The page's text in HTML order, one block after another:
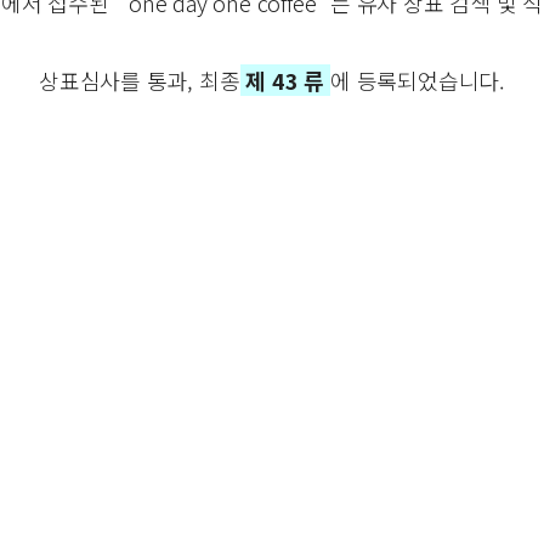
상표심사를 통과, 최종 제 43 류 에 등록되었습니다.